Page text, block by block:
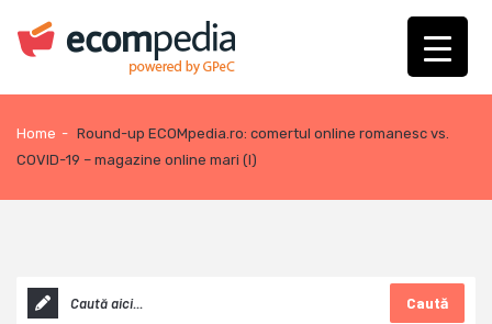
Home - Round-up ECOMpedia.ro: comertul online romanesc vs.
COVID-19 – magazine online mari (I)
Caută